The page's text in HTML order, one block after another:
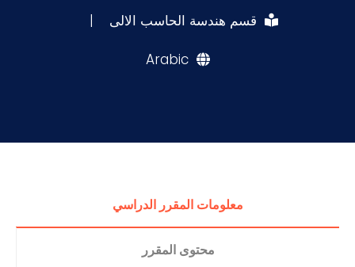
قسم هندسة الحاسب الالى |
Arabic
معلومات المقرر الدراسي
محتوى المقرر